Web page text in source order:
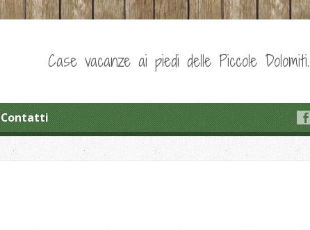
Case vacanze ai piedi delle Piccole Dolomiti.
Contatti